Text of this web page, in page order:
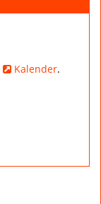
Kalender.